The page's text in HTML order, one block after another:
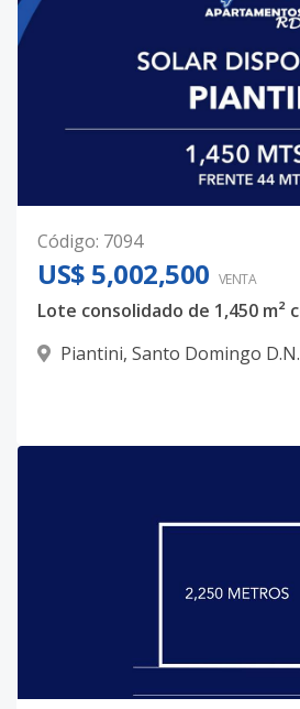
Código: 7094
US$ 5,002,500 VENTA
Piantini, Santo Domingo D.N.